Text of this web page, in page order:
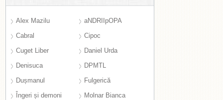
Alex Mazilu
aNDRIIpOPA
Cabral
Cipoc
Cuget Liber
Daniel Urda
Denisuca
DPMTL
Dușmanul
Fulgerică
Îngeri și demoni
Molnar Bianca